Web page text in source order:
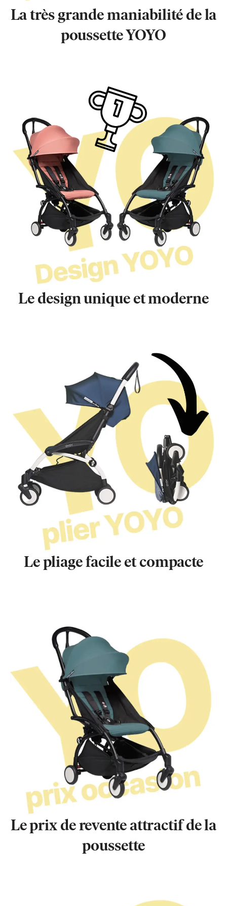
La très grande maniabilité de la
poussette YOYO
Le design unique et moderne
Le pliage facile et compacte
Le prix de revente attractif de la
poussette